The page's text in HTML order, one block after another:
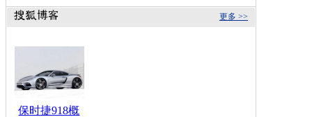
更多 >>
保时捷918概